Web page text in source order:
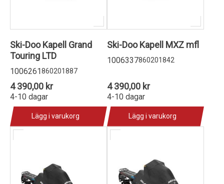
Ski-Doo Kapell Grand
Touring LTD
1006261860201887
4 390,00 kr
4-10 dagar
Lägg i varukorg
Ski-Doo Kapell MXZ mfl
1006337860201842
4 390,00 kr
4-10 dagar
Lägg i varukorg